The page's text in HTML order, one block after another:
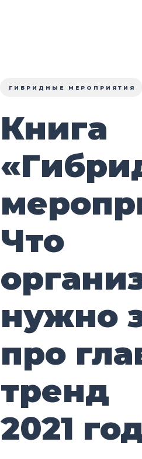
ГИБРИДНЫЕ МЕРОПРИЯТИЯ
Книга
Что
нужно
про
тренд
2021